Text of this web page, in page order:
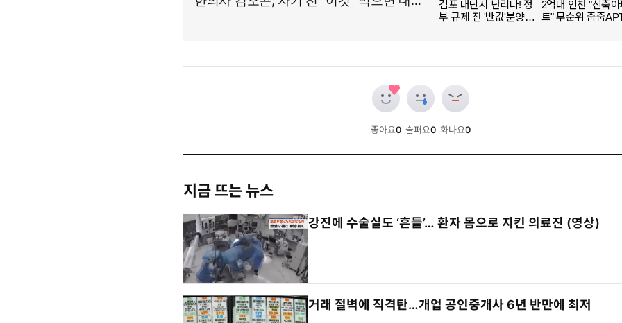
좋아요0 슬퍼요0 화나요0
지금 뜨는 뉴스
강진에 수술실도 ‘흔들’… 환자 몸으로 지킨 의료진 (영상)
거래 절벽에 직격탄…개업 공인중개사 6년 반만에 최저